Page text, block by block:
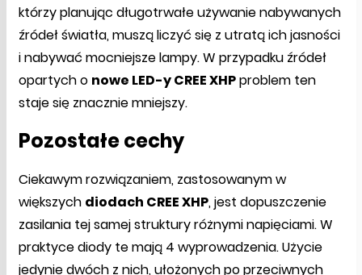
którzy planując długotrwałe używanie nabywanych
źródeł światła, muszą liczyć się z utratą ich jasności
i nabywać mocniejsze lampy. W przypadku źródeł
opartych o nowe LED-y CREE XHPproblem ten
staje się znacznie mniejszy.
Pozostałe cechy
Ciekawym rozwiązaniem, zastosowanym w
większych diodach CREE XHP, jest dopuszczenie
zasilania tej samej struktury różnymi napięciami. W
praktyce diody te mają 4 wyprowadzenia. Użycie
jedynie dwóch z nich, ułożonych po przeciwnych